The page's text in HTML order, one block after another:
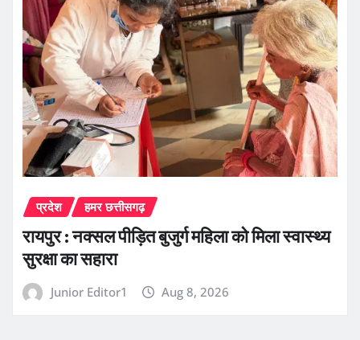
प्रदेश हमर छत्तीसगढ़
रायपुर : नक्सल पीड़ित बुजुर्ग महिला को मिला स्वास्थ्य
सुरक्षा का सहारा
Junior Editor1 Aug 8, 2026